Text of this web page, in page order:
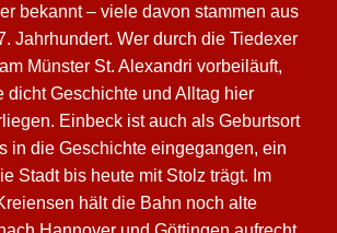
bekannt – viele davon stammen aus
Jahrhundert. Wer durch die Tiedexer
Münster St. Alexandri vorbeiläuft,
dicht Geschichte und Alltag hier
Einbeck ist auch als Geburtsort
in die Geschichte eingegangen, ein
Stadt bis heute mit Stolz trägt. Im
hält die Bahn noch alte